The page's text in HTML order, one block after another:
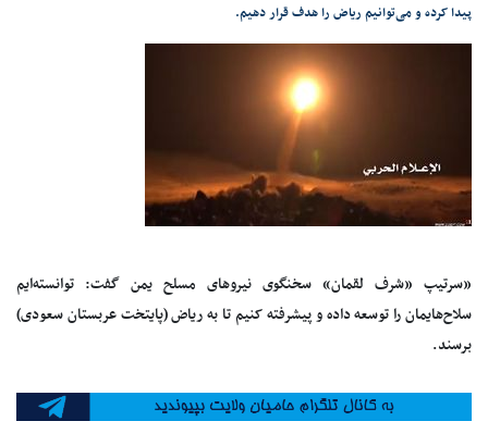
پیدا کرده و می‌توانیم ریاض را هدف قرار دهیم.
«سرتیپ «شرف لقمان» سخنگوی نیروهای مسلح یمن گفت: توانسته‌ایم
سلاح‌هایمان را توسعه داده و پیشرفته کنیم تا به ریاض (پایتخت عربستان سعودی)
برسند.